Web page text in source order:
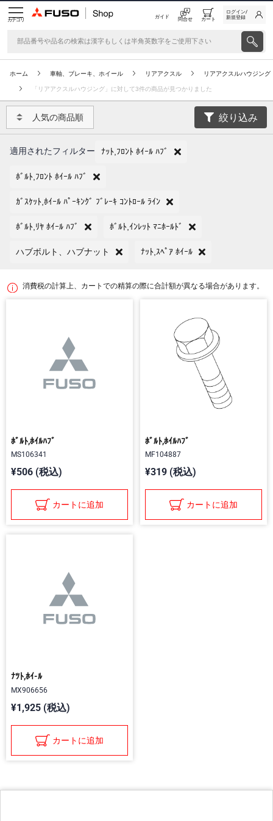
カテゴリ ガイド 問合せ カート
ログイン/
新規登録
ホーム 車軸、ブレーキ、ホイール リアアクスル リアアクスルハウジング
「リアアクスルハウジング」に対して3件の商品が見つかりました
人気の商品順 絞り込み
適用されたフィルター ﾅｯﾄ,ﾌﾛﾝﾄ ﾎｲｰﾙ ﾊﾌﾞ
ﾎﾞﾙﾄ,ﾌﾛﾝﾄ ﾎｲｰﾙ ﾊﾌﾞ
ｶﾞｽｹｯﾄ,ﾎｲｰﾙ ﾊﾟｰｷﾝｸﾞ ﾌﾞﾚｰｷ ｺﾝﾄﾛｰﾙ ﾗｲﾝ
ﾎﾞﾙﾄ,ﾘﾔ ﾎｲｰﾙ ﾊﾌﾞ ﾎﾞﾙﾄ,ｲﾝﾚｯﾄ ﾏﾆﾎｰﾙﾄﾞ
ハブボルト、ハブナット ﾅｯﾄ,ｽﾍﾟｱ ﾎｲｰﾙ
消費税の計算上、カートでの精算の際に合計額が異なる場合があります。
ﾎﾞﾙﾄ,ﾎｲﾙﾊﾌﾞ
MS106341
¥506 (税込)
カートに追加
ﾎﾞﾙﾄ,ﾎｲﾙﾊﾌﾞ
MF104887
¥319 (税込)
カートに追加
ﾅﾂﾄ,ﾎｲ-ﾙ
MX906656
¥1,925 (税込)
カートに追加